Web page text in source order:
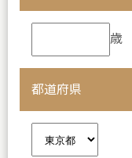
歳
都道府県